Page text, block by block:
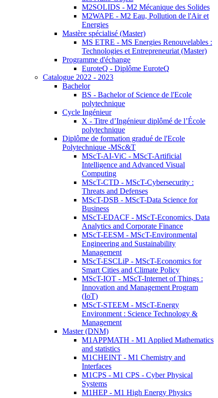
M2SOLIDS - M2 Mécanique des Solides
M2WAPE - M2 Eau, Pollution de l'Air et
Energies
Mastère spécialisé (Master)
MS ETRE - MS Energies Renouvelables :
Technologies et Entrepreneuriat (Master)
Programme d'échange
EuroteQ - Diplôme EuroteQ
Catalogue 2022 - 2023
Bachelor
BS - Bachelor of Science de l'Ecole
polytechnique
Cycle Ingénieur
X - Titre d’Ingénieur diplômé de l’École
polytechnique
Diplôme de formation gradué de l'Ecole
Polytechnique -MSc&T
MScT-AI-ViC - MScT-Artificial
Intelligence and Advanced Visual
Computing
MScT-CTD - MScT-Cybersecurity :
Threats and Defenses
MScT-DSB - MScT-Data Science for
Business
MScT-EDACF - MScT-Economics, Data
Analytics and Corporate Finance
MScT-EESM - MScT-Environmental
Engineering and Sustainability
Management
MScT-ESCLiP - MScT-Economics for
Smart Cities and Climate Policy
MScT-IOT - MScT-Internet of Things :
Innovation and Management Program
(IoT)
MScT-STEEM - MScT-Energy
Environment : Science Technology &
Management
Master (DNM)
M1APPMATH - M1 Applied Mathematics
and statistics
M1CHEINT - M1 Chemistry and
Interfaces
M1CPS - M1 CPS - Cyber Physical
Systems
M1HEP - M1 High Energy Physics